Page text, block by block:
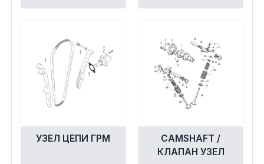
Экипировка и одежда
Электрика
Движители (гребные винты)
УЗЕЛ ЦЕПИ ГРМ
CAMSHAFT /
КЛАПАН УЗЕЛ